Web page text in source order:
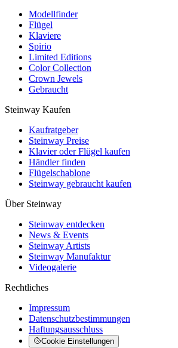
Modellfinder
Flügel
Klaviere
Spirio
Limited Editions
Color Collection
Crown Jewels
Gebraucht
Steinway Kaufen
Kaufratgeber
Steinway Preise
Klavier oder Flügel kaufen
Händler finden
Flügelschablone
Steinway gebraucht kaufen
Über Steinway
Steinway entdecken
News & Events
Steinway Artists
Steinway Manufaktur
Videogalerie
Rechtliches
Impressum
Datenschutzbestimmungen
Haftungsausschluss
Cookie Einstellungen